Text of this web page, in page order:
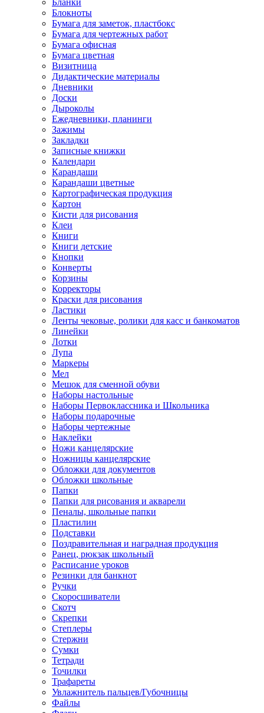
Бланки
Блокноты
Бумага для заметок, пластбокс
Бумага для чертежных работ
Бумага офисная
Бумага цветная
Визитница
Дидактические материалы
Дневники
Доски
Дыроколы
Ежедневники, планинги
Зажимы
Закладки
Записные книжки
Календари
Карандаши
Карандаши цветные
Картографическая продукция
Картон
Кисти для рисования
Клеи
Книги
Книги детские
Кнопки
Конверты
Корзины
Корректоры
Краски для рисования
Ластики
Ленты чековые, ролики для касс и банкоматов
Линейки
Лотки
Лупа
Маркеры
Мел
Мешок для сменной обуви
Наборы настольные
Наборы Первоклассника и Школьника
Наборы подарочные
Наборы чертежные
Наклейки
Ножи канцелярские
Ножницы канцелярские
Обложки для документов
Обложки школьные
Папки
Папки для рисования и акварели
Пеналы, школьные папки
Пластилин
Подставки
Поздравительная и наградная продукция
Ранец, рюкзак школьный
Расписание уроков
Резинки для банкнот
Ручки
Скоросшиватели
Скотч
Скрепки
Степлеры
Стержни
Сумки
Тетради
Точилки
Трафареты
Увлажнитель пальцев/Губочницы
Файлы